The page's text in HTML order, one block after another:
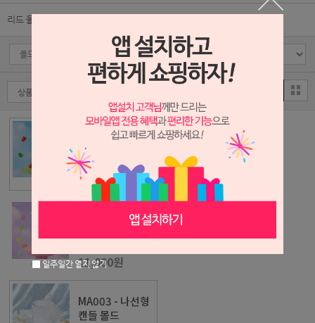
리드 몰드
MA001 - 원뿔형
캔들 몰드
12,000원
MA002 - 오각뿔
11,000원
MA003 - 나선형
캔들 몰드
일주일간 열지 않기